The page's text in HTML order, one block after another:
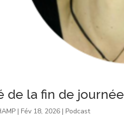
de la fin de journée
|Fév 18, 2026 |Podcast